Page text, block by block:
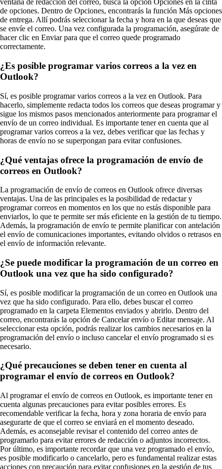
ventana de redacción del correo, busca la opción Opciones en la cinta
de opciones. Dentro de Opciones, encontrarás la función Más opciones
de entrega. Allí podrás seleccionar la fecha y hora en la que deseas que
se envíe el correo. Una vez configurada la programación, asegúrate de
hacer clic en Enviar para que el correo quede programado
correctamente.
¿Es posible programar varios correos a la vez en
Outlook?
Sí, es posible programar varios correos a la vez en Outlook. Para
hacerlo, simplemente redacta todos los correos que deseas programar y
sigue los mismos pasos mencionados anteriormente para programar el
envío de un correo individual. Es importante tener en cuenta que al
programar varios correos a la vez, debes verificar que las fechas y
horas de envío no se superpongan para evitar confusiones.
¿Qué ventajas ofrece la programación de envío de
correos en Outlook?
La programación de envío de correos en Outlook ofrece diversas
ventajas. Una de las principales es la posibilidad de redactar y
programar correos en momentos en los que no estás disponible para
enviarlos, lo que te permite ser más eficiente en la gestión de tu tiempo.
Además, la programación de envío te permite planificar con antelación
el envío de comunicaciones importantes, evitando olvidos o retrasos en
el envío de información relevante.
¿Se puede modificar la programación de un correo en
Outlook una vez que ha sido configurado?
Sí, es posible modificar la programación de un correo en Outlook una
vez que ha sido configurado. Para ello, debes buscar el correo
programado en la carpeta Elementos enviados y abrirlo. Dentro del
correo, encontrarás la opción de Cancelar envío o Editar mensaje. Al
seleccionar esta opción, podrás realizar los cambios necesarios en la
programación del envío o incluso cancelar el envío programado si es
necesario.
¿Qué precauciones se deben tener en cuenta al
programar el envío de correos en Outlook?
Al programar el envío de correos en Outlook, es importante tener en
cuenta algunas precauciones para evitar posibles errores. Es
recomendable verificar la fecha, hora y zona horaria de envío para
asegurarte de que el correo se enviará en el momento deseado.
Además, es aconsejable revisar el contenido del correo antes de
programarlo para evitar errores de redacción o adjuntos incorrectos.
Por último, es importante recordar que una vez programado el envío,
es posible modificarlo o cancelarlo, pero es fundamental realizar estas
acciones con precaución para evitar confusiones en la gestión de tus